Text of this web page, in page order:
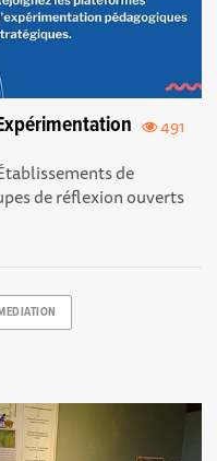
491
de
de réflexion ouverts